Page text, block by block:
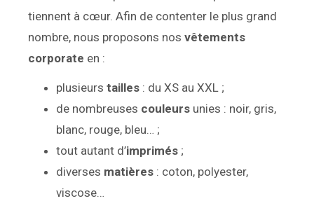
tiennent à cœur. Afin de contenter le plus grand
nombre, nous proposons nos vêtements
corporate en :
plusieurs tailles : du XS au XXL ;
de nombreuses couleurs unies : noir, gris,
blanc, rouge, bleu… ;
tout autant d’imprimés ;
diverses matières : coton, polyester,
viscose…